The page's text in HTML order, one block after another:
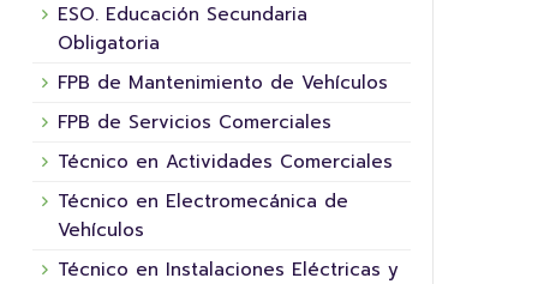
16 junio, 2026
ESO. Educación Secundaria
Obligatoria
FPB de Mantenimiento de Vehículos
FPB de Servicios Comerciales
Técnico en Actividades Comerciales
Técnico en Electromecánica de
Vehículos
Técnico en Instalaciones Eléctricas y